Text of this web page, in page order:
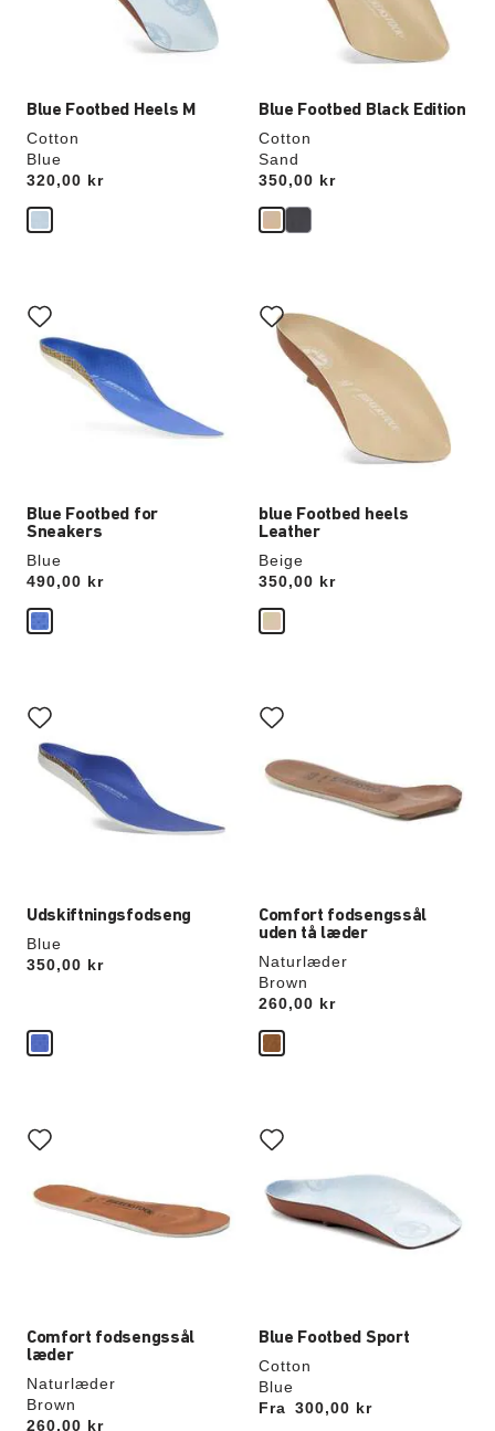
Blue Footbed Heels M
Cotton
Blue
Price:
320,00 kr
Blue Footbed Black Edition
Cotton
Sand
Price:
350,00 kr
Blue Footbed for
Sneakers
Blue
Price:
490,00 kr
med
prøvefarver
opdatere
produktbilledet
blue Footbed heels
Leather
Beige
Price:
350,00 kr
med
prøvefarver
opdatere
produktbilledet
Udskiftningsfodseng
Blue
Price:
350,00 kr
med
prøvefarver
opdatere
produktbilledet
Comfort fodsengssål
uden tå læder
Naturlæder
Brown
Price:
260,00 kr
med
prøvefarver
opdatere
produktbilledet
Comfort fodsengssål
læder
Naturlæder
Brown
Price:
260,00 kr
med
prøvefarver
opdatere
produktbilledet
Blue Footbed Sport
Cotton
Blue
Fra
Price:300,00 kr
med
prøvefarver
opdatere
produktbilledet